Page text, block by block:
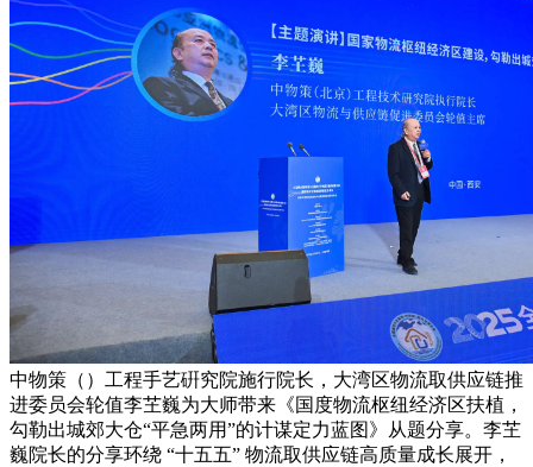
中物策（）工程手艺硏究院施行院长，大湾区物流取供应链推
进委员会轮值李芏巍为大师带来《国度物流枢纽经济区扶植，
勾勒出城郊大仓“平急两用”的计谋定力蓝图》从题分享。李芏
巍院长的分享环绕 “十五五” 物流取供应链高质量成长展开，